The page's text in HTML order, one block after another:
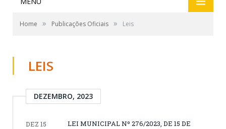
Home » Publicações Oficiais » Leis
LEIS
DEZEMBRO, 2023
DEZ 15
LEI MUNICIPAL Nº 276/2023, DE 15 DE